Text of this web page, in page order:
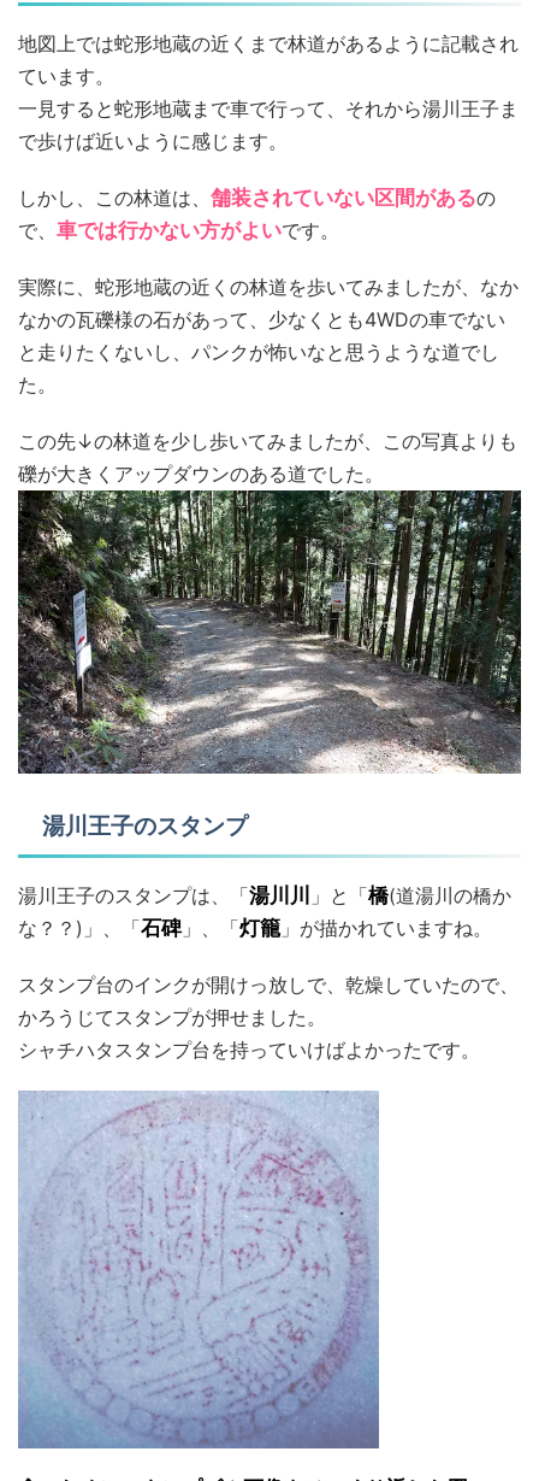
地図上では蛇形地蔵の近くまで林道があるように記載され
ています。
一見すると蛇形地蔵まで車で行って、それから湯川王子ま
で歩けば近いように感じます。
しかし、この林道は、 舗装されていない区間があるの
で、 車では行かない方がよいです。
実際に、蛇形地蔵の近くの林道を歩いてみましたが、なか
なかの瓦礫様の石があって、少なくとも4WDの車でない
と走りたくないし、パンクが怖いなと思うような道でし
た。
この先↓の林道を少し歩いてみましたが、この写真よりも
礫が大きくアップダウンのある道でした。
湯川王子のスタンプ
湯川王子のスタンプは、「湯川川 」と「橋(道湯川の橋か
な？？)」、「石碑」、「灯籠」が描かれていますね。
スタンプ台のインクが開けっ放しで、乾燥していたので、
かろうじてスタンプが押せました。
シャチハタスタンプ台を持っていけばよかったです。